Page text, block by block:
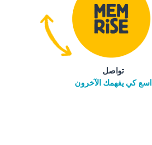
تواصل
اسع كي يفهمك الآخرون